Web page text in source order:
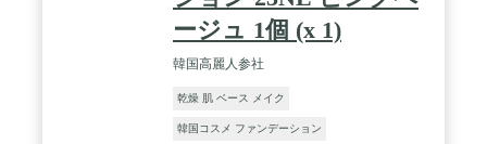
ージュ 1個 (x 1)
韓国高麗人参社
乾燥 肌 ベース メイク
韓国コスメ ファンデーション